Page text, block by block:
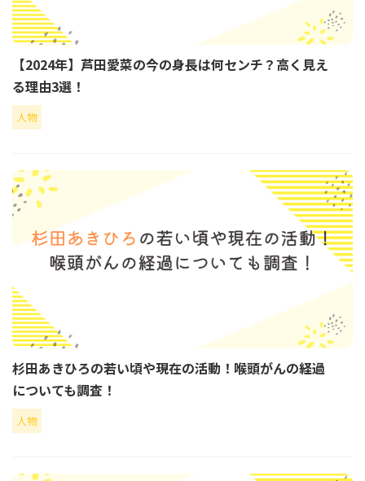
【2024年】芦田愛菜の今の身長は何センチ？高く見え
る理由3選！
人物
杉田あきひろの若い頃や現在の活動！喉頭がんの経過
についても調査！
人物